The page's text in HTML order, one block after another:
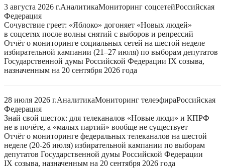
3 августа 2026 г.АналитикаМониторинг соцсетейРоссийская
Федерация
Сочувствие греет: «Яблоко» догоняет «Новых людей»
в соцсетях после волны снятий с выборов и репрессий
Отчёт о мониторинге социальных сетей на шестой неделе
избирательной кампании (21–27 июля) по выборам депутатов
Государственной думы Российской Федерации IX созыва,
назначенным на 20 сентября 2026 года
28 июля 2026 г.АналитикаМониторинг телеэфираРоссийская
Федерация
Знай свой шесток: для телеканалов «Новые люди» и КПРФ
не в почёте, а «малых партий» вообще не существует
Отчёт о мониторинге федеральных телеканалов на шестой
неделе (20-26 июля) избирательной кампании по выборам
депутатов Государственной думы Российской Федерации
IX созыва, назначенным на 20 сентября 2026 года